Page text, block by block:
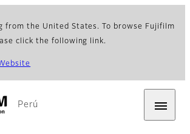
from the United States. To browse Fujifilm
click the following link.
Perú